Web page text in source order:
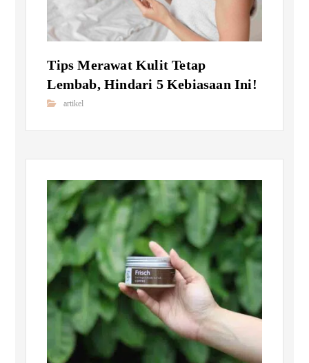
Tips Merawat Kulit Tetap
Lembab, Hindari 5 Kebiasaan Ini!
artikel